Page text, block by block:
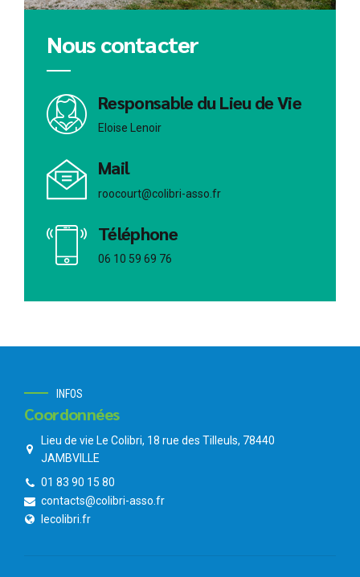
Nous contacter
Responsable du Lieu de Vie
Eloise Lenoir
Mail
roocourt@colibri-asso.fr
Téléphone
06 10 59 69 76
INFOS
Coordonnées
Lieu de vie Le Colibri, 18 rue des Tilleuls, 78440
JAMBVILLE
01 83 90 15 80
contacts@colibri-asso.fr
lecolibri.fr